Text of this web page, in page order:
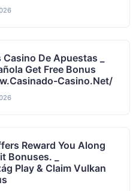
De Apuestas _
Get Free Bonus
Casino.net/
Reward You Along
Bonuses. _
Play & Claim Vulkan